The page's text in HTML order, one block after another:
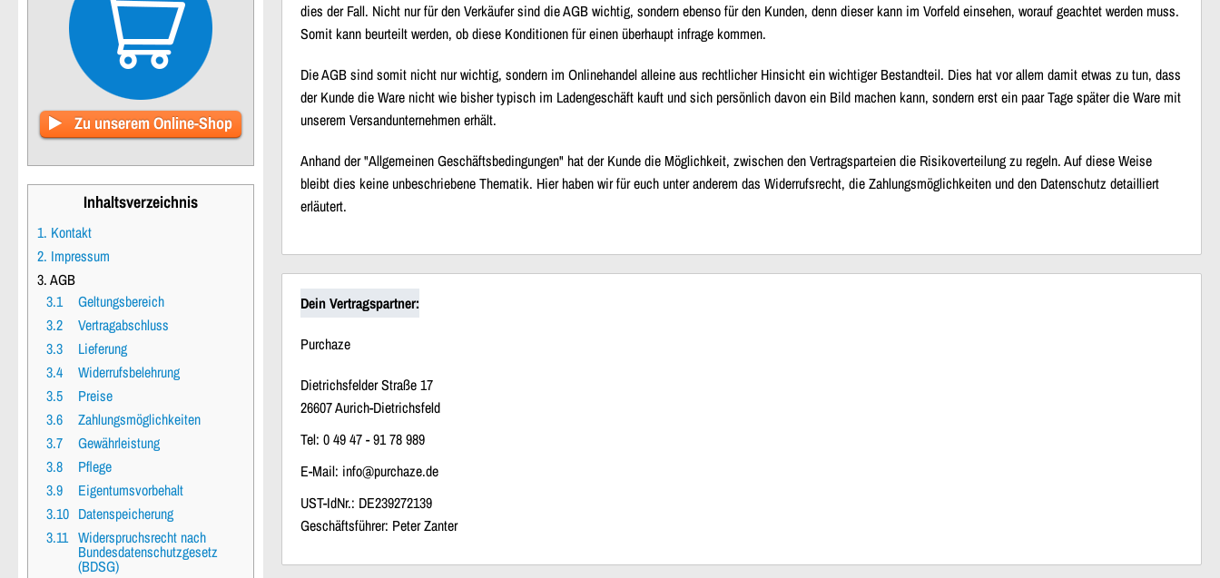
Zu unserem Online-Shop
Inhaltsverzeichnis
1. Kontakt
2. Impressum
3. AGB
3.1
Geltungsbereich
3.2
Vertragabschluss
3.3
Lieferung
3.4
Widerrufsbelehrung
3.5
Preise
3.6
Zahlungsmöglichkeiten
3.7
Gewährleistung
3.8
Pflege
3.9
Eigentumsvorbehalt
3.10 Datenspeicherung
3.11 Widerspruchsrecht nach
Bundesdatenschutzgesetz
(BDSG)
dies der Fall. Nicht nur für den Verkäufer sind die AGB wichtig, sondern ebenso für den Kunden, denn dieser kann im Vorfeld einsehen, worauf geachtet werden muss.
Somit kann beurteilt werden, ob diese Konditionen für einen überhaupt infrage kommen.
Die AGB sind somit nicht nur wichtig, sondern im Onlinehandel alleine aus rechtlicher Hinsicht ein wichtiger Bestandteil. Dies hat vor allem damit etwas zu tun, dass
der Kunde die Ware nicht wie bisher typisch im Ladengeschäft kauft und sich persönlich davon ein Bild machen kann, sondern erst ein paar Tage später die Ware mit
unserem Versandunternehmen erhält.
Anhand der "Allgemeinen Geschäftsbedingungen" hat der Kunde die Möglichkeit, zwischen den Vertragsparteien die Risikoverteilung zu regeln. Auf diese Weise
bleibt dies keine unbeschriebene Thematik. Hier haben wir für euch unter anderem das Widerrufsrecht, die Zahlungsmöglichkeiten und den Datenschutz detailliert
erläutert.
Dein Vertragspartner:
Purchaze
Dietrichsfelder Straße 17
26607 Aurich-Dietrichsfeld
Tel: 0 49 47 - 91 78 989
E-Mail: info@purchaze.de
UST-IdNr.: DE239272139
Geschäftsführer: Peter Zanter